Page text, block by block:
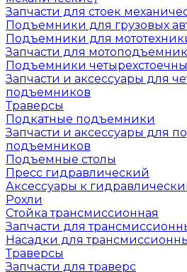
Запчасти для стоек
Подъемники для грузовых
Подъемники для
Запчасти для
Подъемники
Запчасти и аксессуары для
подъемников
Траверсы
Подкатные подъемники
Запчасти и аксессуары для
подъемников
Подъемные столы
Пресс гидравлический
Аксессуары к
Рохли
Стойка трансмиссионная
Запчасти для
Насадки для
Траверсы
Запчасти для траверс